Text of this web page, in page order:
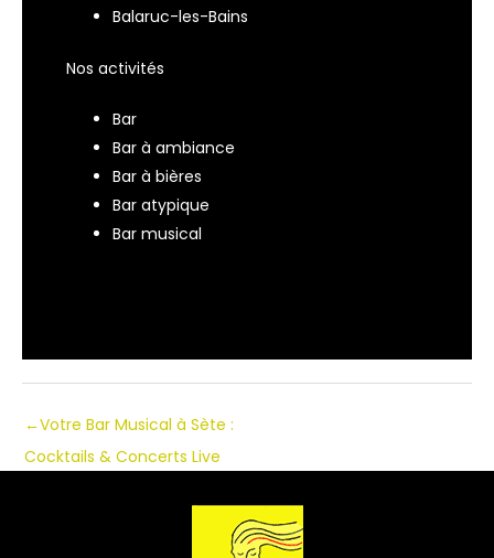
Balaruc-les-Bains
Nos activités
Bar
Bar à ambiance
Bar à bières
Bar atypique
Bar musical
←Votre Bar Musical à Sète :
Cocktails & Concerts Live